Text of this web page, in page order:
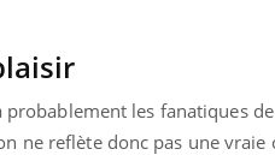
les fanatiques
ne reflète donc pas une